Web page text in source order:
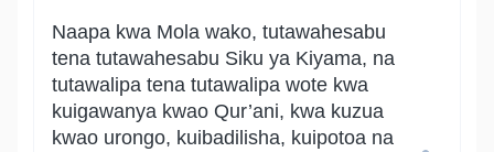
Naapa kwa Mola wako, tutawahesabu
tena tutawahesabu Siku ya Kiyama, na
tutawalipa tena tutawalipa wote kwa
kuigawanya kwao Qur’ani, kwa kuzua
kwao urongo, kuibadilisha, kuipotoa na